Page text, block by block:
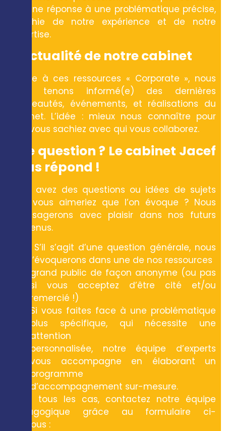
est une réponse à une problématique précise,
enrichie de notre expérience et de notre
expertise.
L’actualité de notre cabinet
Grâce à ces ressources « Corporate », nous
vous tenons informé(e) des dernières
nouveautés, événements, et réalisations du
cabinet. L’idée : mieux nous connaître pour
que vous sachiez avec qui vous collaborez.
Une question ? Le cabinet Jacef
vous répond !
Vous avez des questions ou idées de sujets
que vous aimeriez que l’on évoque ? Nous
l’envisagerons avec plaisir dans nos futurs
contenus.
S’il s’agit d’une question générale, nous
l’évoquerons dans une de nos ressources
grand public de façon anonyme (ou pas
si vous acceptez d’être cité et/ou
remercié !)
Si vous faites face à une problématique
plus spécifique, qui nécessite une
attention
personnalisée, notre équipe d’experts
vous accompagne en élaborant un
programme
d’accompagnement sur-mesure.
Dans tous les cas, contactez notre équipe
pédagogique grâce au formulaire ci-
dessous :